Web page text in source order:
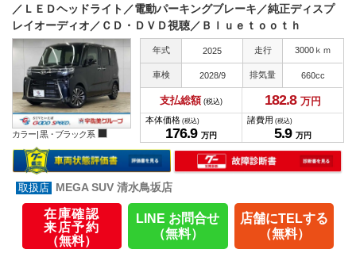
／ＬＥＤヘッドライト／電動パーキングブレーキ／純正ディスプ
レイオーディオ／ＣＤ・ＤＶＤ視聴／Ｂｌｕｅｔｏｏｔｈ
カラー |黒・ブラック系
年式 2025 走行 3000ｋｍ
車検 2028/9 排気量 660cc
支払総額 (税込) 182.8 万円
本体価格 (税込)
176.9 万円
諸費用 (税込)
5.9 万円
MEGA SUV 清水鳥坂店
在庫確認
来店予約
（無料）
LINE お問合せ
（無料）
店舗にTELする
（無料）